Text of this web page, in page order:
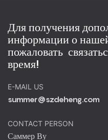
Для получения
информации о
пожаловать
время!
E-MAIL US
summer@szdeheng.com
CONTACT PERSON
Саммер Ву